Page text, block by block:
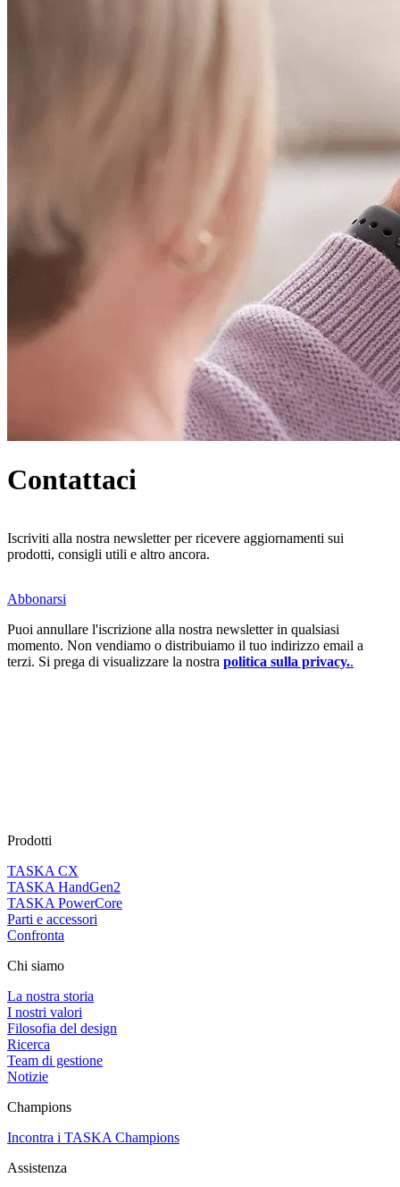
Contattaci
Iscriviti alla nostra newsletter per ricevere aggiornamenti sui
prodotti, consigli utili e altro ancora.
Abbonarsi
Puoi annullare l'iscrizione alla nostra newsletter in qualsiasi
momento. Non vendiamo o distribuiamo il tuo indirizzo email a
terzi. Si prega di visualizzare la nostra politica sulla privacy..
Prodotti
TASKA CX
TASKA HandGen2
TASKA PowerCore
Parti e accessori
Confronta
Chi siamo
La nostra storia
I nostri valori
Filosofia del design
Ricerca
Team di gestione
Notizie
Champions
Incontra i TASKA Champions
Assistenza